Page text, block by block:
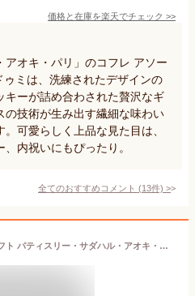
価格と在庫を楽天でチェック >>
アオキ・パリ」のコフレ アソー
ミは、洗練されたデザインの
キーが詰め合わされた贅沢なギ
の技術が生み出す繊細な味わい
可愛らしく上品な見た目は、
内祝いにもぴったり。
全てのおすすめコメント (13件) >
父の日 スイーツ お菓子 ギフト パティスリー・サダハル・アオキ・パリ コフレ アソーティモン ドゥ ビスキュイ プティ（包装不可 メッセージカード別添）/ 内祝い クッキー缶 詰め合わせ サダハルアオキ オシャレ 結婚祝い 出産祝い JGS お返し 父の日ギフト